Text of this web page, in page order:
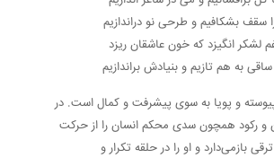
سقف بشکافیم و طرحی نو دراندازیم
لشکر انگیزد که خون عاشقان ریزد
به هم تازیم و بنیادش براندازیم
و پویا به سوی پیشرفت و کمال است. در
و رکود همچون سدی محکم انسان را از حرکت
بازمی‌دارد و او را در حلقه تکرار و